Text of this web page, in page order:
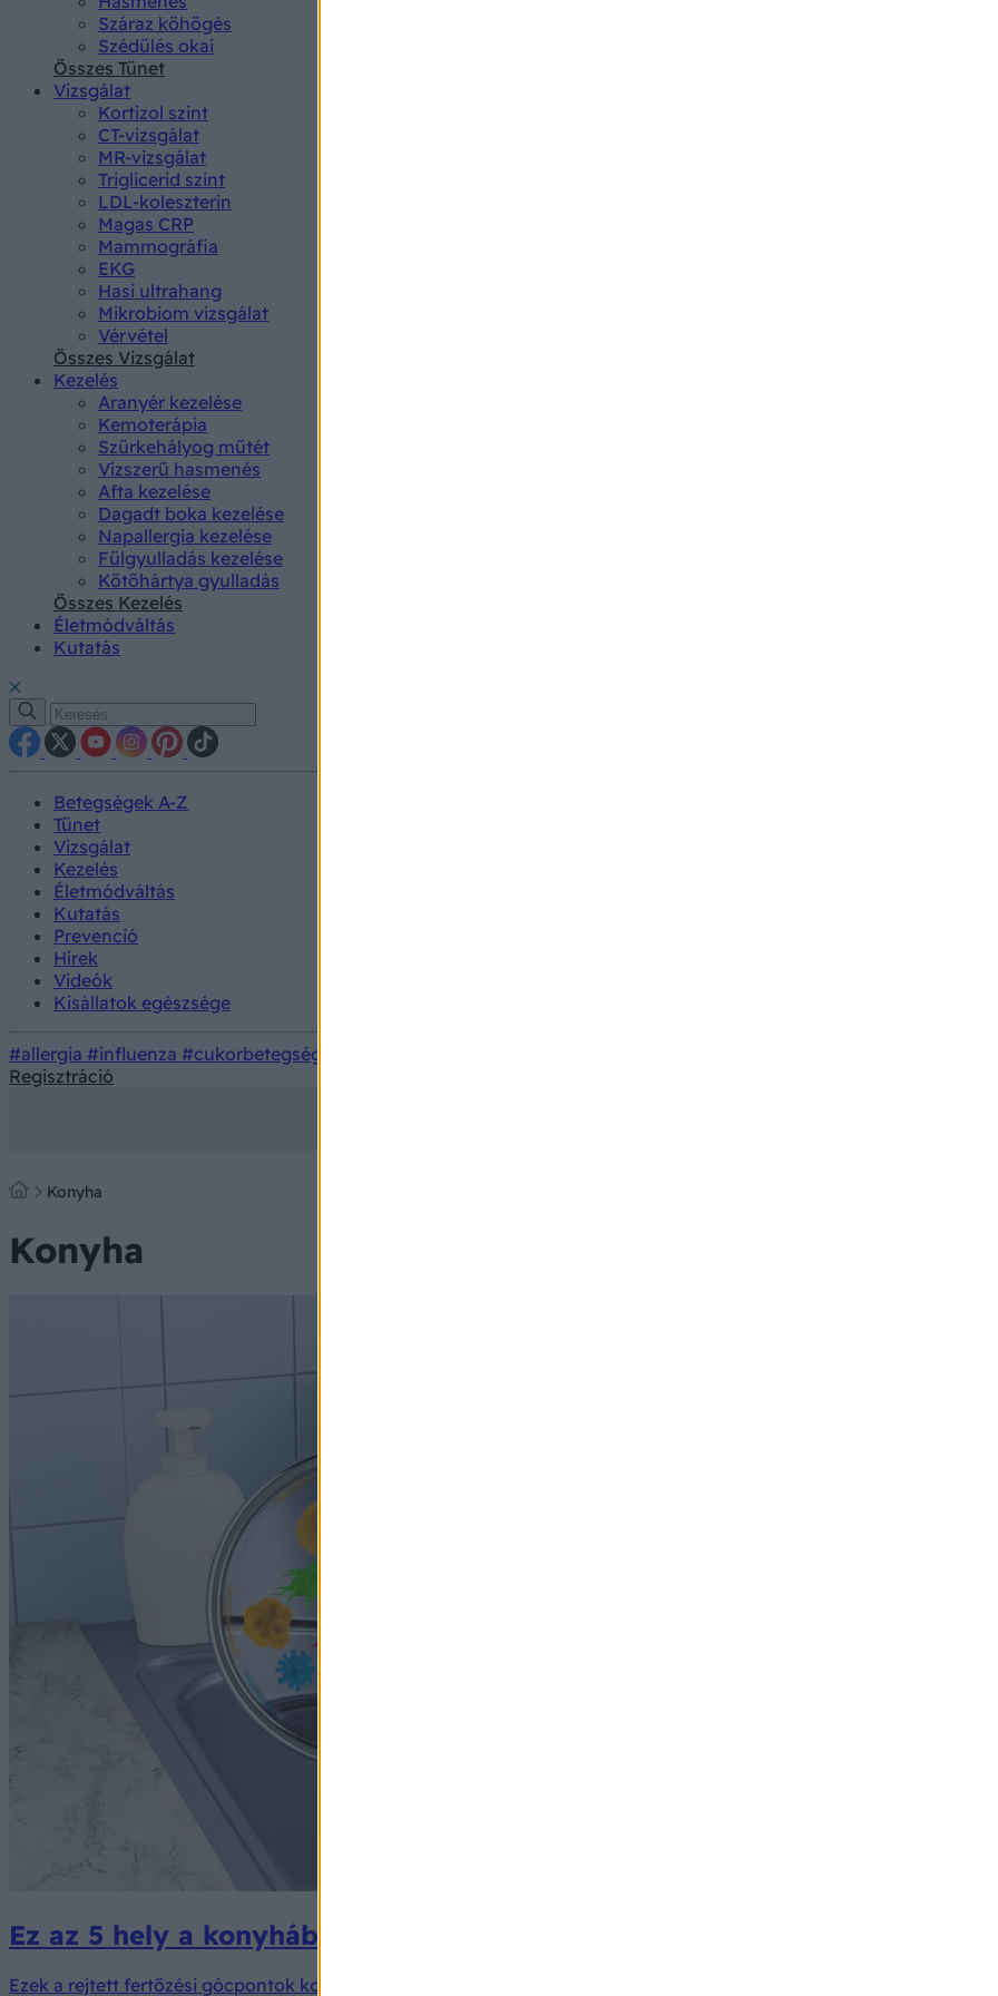
Száraz köhögés
Szédülés okai
Összes Tünet
Vizsgálat
Kortizol szint
CT-vizsgálat
MR-vizsgálat
Triglicerid szint
LDL-koleszterin
Magas CRP
Mammográfia
EKG
Hasi ultrahang
Mikrobiom vizsgálat
Vérvétel
Összes Vizsgálat
Kezelés
Aranyér kezelése
Kemoterápia
Szürkehályog műtét
Vízszerű hasmenés
Afta kezelése
Dagadt boka kezelése
Napallergia kezelése
Fülgyulladás kezelése
Kötőhártya gyulladás
Összes Kezelés
Életmódváltás
Kutatás
Betegségek A-Z
Tünet
Vizsgálat
Kezelés
Életmódváltás
Kutatás
Prevenció
Hírek
Videók
Kisállatok egészsége
#allergia #influenza #cukorbetegség
Regisztráció
Konyha
Konyha
Ez az 5 hely a konyhában igazi baktériumtelep, mégsem tisztítjuk eleget
Ezek a rejtett fertőzési gócpontok komoly egészségügyi kockázatot jelenthetnek, különösen, ha nem fordítunk rájuk